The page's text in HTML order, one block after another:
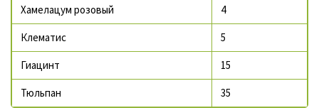
Хамелацум розовый 4
Клематис 5
Гиацинт 15
Тюльпан 35